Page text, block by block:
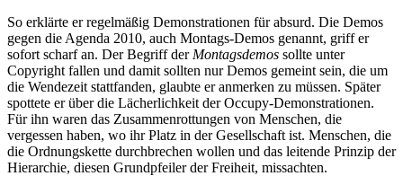
So erklärte er regelmäßig Demonstrationen für absurd. Die Demos
gegen die Agenda 2010, auch Montags-Demos genannt, griff er
sofort scharf an. Der Begriff der Montagsdemos sollte unter
Copyright fallen und damit sollten nur Demos gemeint sein, die um
die Wendezeit stattfanden, glaubte er anmerken zu müssen. Später
spottete er über die Lächerlichkeit der Occupy-Demonstrationen.
Für ihn waren das Zusammenrottungen von Menschen, die
vergessen haben, wo ihr Platz in der Gesellschaft ist. Menschen, die
die Ordnungskette durchbrechen wollen und das leitende Prinzip der
Hierarchie, diesen Grundpfeiler der Freiheit, missachten.